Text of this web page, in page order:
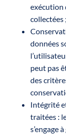
exécution
collectées ;
données
peut pas
des
Intégrité
traitées :
s’engage